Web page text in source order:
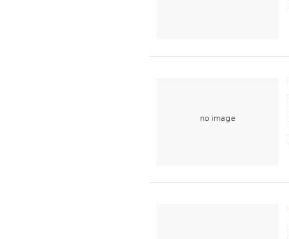
no image